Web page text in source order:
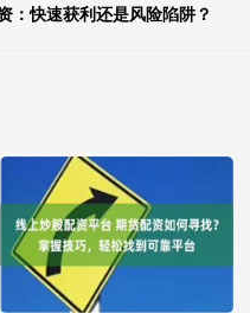
：快速获利还是风险陷阱？